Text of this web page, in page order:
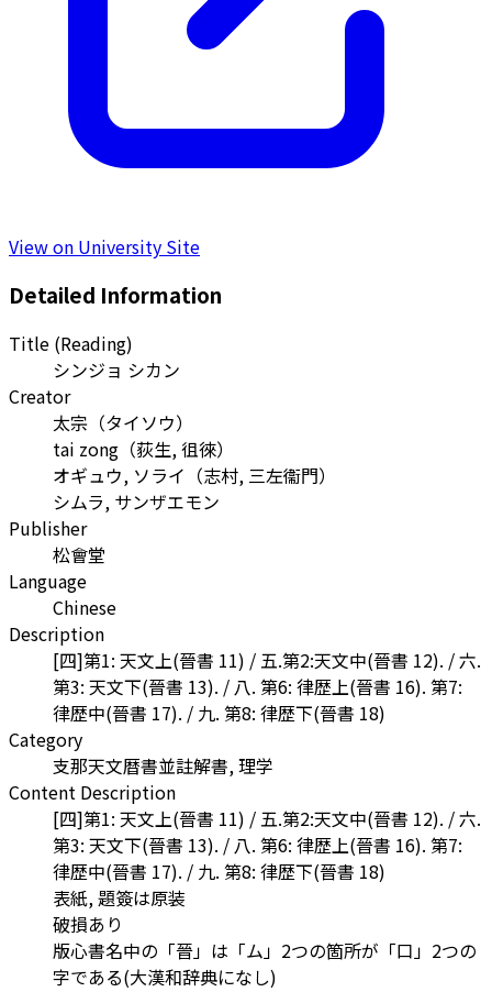
View on University Site
Detailed Information
Title (Reading)
シンジョ シカン
Creator
太宗 （タイソウ）
tai zong （荻生, 徂徠）
オギュウ, ソライ （志村, 三左衞門）
シムラ, サンザエモン
Publisher
松會堂
Language
Chinese
Description
[四]第1: 天文上(晉書 11) / 五.第2:天文中(晉書 12). / 六.
第3: 天文下(晉書 13). / 八. 第6: 律歴上(晉書 16). 第7:
律歴中(晉書 17). / 九. 第8: 律歴下(晉書 18)
Category
支那天文暦書並註解書, 理学
Content Description
[四]第1: 天文上(晉書 11) / 五.第2:天文中(晉書 12). / 六.
第3: 天文下(晉書 13). / 八. 第6: 律歴上(晉書 16). 第7:
律歴中(晉書 17). / 九. 第8: 律歴下(晉書 18)
表紙, 題簽は原装
破損あり
版心書名中の「晉」は「ム」2つの箇所が「口」2つの
字である(大漢和辞典になし)